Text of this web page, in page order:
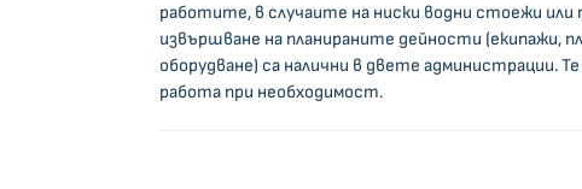
работите, в случаите на ниски водни стоежи
извършване на планираните дейности (екипажи,
оборудване) са налични в двете администрации.
работа при необходимост.